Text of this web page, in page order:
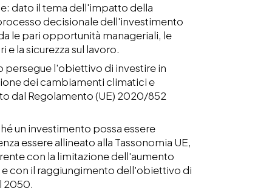
dato il tema dell'impatto della
decisionale dell'investimento
le pari opportunità manageriali, le
la sicurezza sul lavoro.
persegue l'obiettivo di investire in
dei cambiamenti climatici e
dal Regolamento (UE) 2020/852
un investimento possa essere
essere allineato alla Tassonomia UE,
con la limitazione dell'aumento
e con il raggiungimento dell'obiettivo di
2050.